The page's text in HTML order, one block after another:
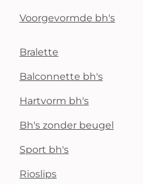
Voorgevormde bh's
Bralette
Balconnette bh's
Hartvorm bh's
Bh's zonder beugel
Sport bh's
Rioslips